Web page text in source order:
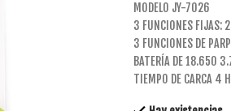
MODELO JY-7026
3 FUNCIONES
3 FUNCIONES DE
BATERÍA DE 18.650
TIEMPO DE CARCA 4